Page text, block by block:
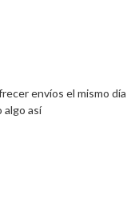
envíos el mismo día
algo así